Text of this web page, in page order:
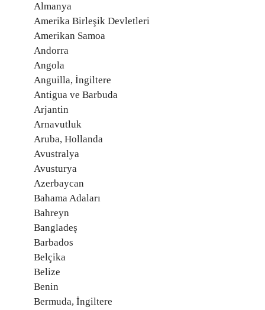
Almanya
Amerika Birleşik Devletleri
Amerikan Samoa
Andorra
Angola
Anguilla, İngiltere
Antigua ve Barbuda
Arjantin
Arnavutluk
Aruba, Hollanda
Avustralya
Avusturya
Azerbaycan
Bahama Adaları
Bahreyn
Bangladeş
Barbados
Belçika
Belize
Benin
Bermuda, İngiltere